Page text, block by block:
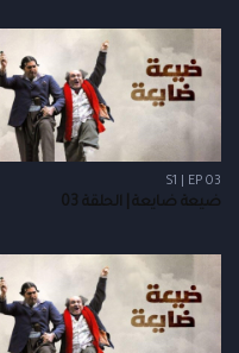
S1 | EP 03
ضيعة ضايعة | الحلقة 03